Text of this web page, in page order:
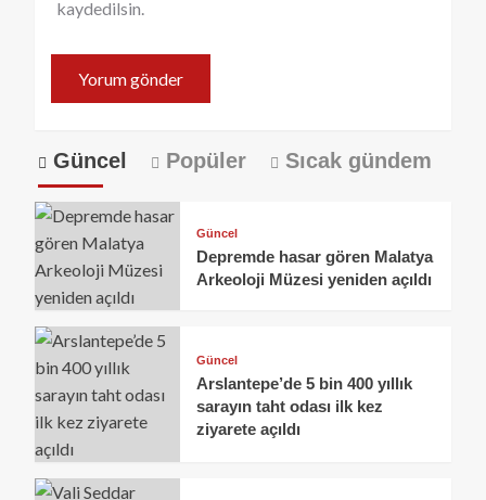
kaydedilsin.
Güncel Popüler Sıcak gündem
Güncel
Depremde hasar gören Malatya
Arkeoloji Müzesi yeniden açıldı
Güncel
Arslantepe’de 5 bin 400 yıllık
sarayın taht odası ilk kez
ziyarete açıldı